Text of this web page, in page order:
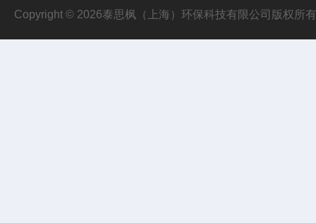
Copyright © 2026泰思枫（上海）环保科技有限公司版权